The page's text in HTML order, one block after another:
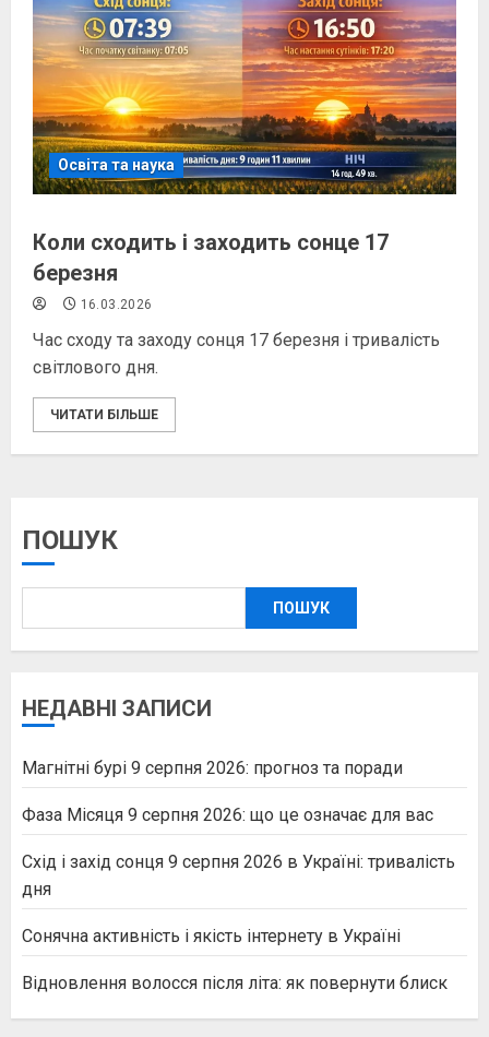
Освіта та наука
Коли сходить і заходить сонце 17
березня
16.03.2026
Час сходу та заходу сонця 17 березня і тривалість
світлового дня.
ЧИТАТИ БІЛЬШЕ
ПОШУК
ПОШУК
НЕДАВНІ ЗАПИСИ
Магнітні бурі 9 серпня 2026: прогноз та поради
Фаза Місяця 9 серпня 2026: що це означає для вас
Схід і захід сонця 9 серпня 2026 в Україні: тривалість
дня
Сонячна активність і якість інтернету в Україні
Відновлення волосся після літа: як повернути блиск